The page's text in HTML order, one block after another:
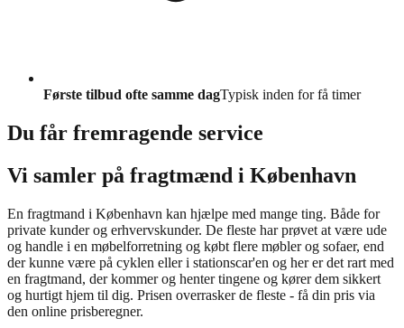
Første tilbud ofte samme dagTypisk inden for få timer
Du får fremragende service
Vi samler på fragtmænd i København
En fragtmand i København kan hjælpe med mange ting. Både for
private kunder og erhvervskunder. De fleste har prøvet at være ude
og handle i en møbelforretning og købt flere møbler og sofaer, end
der kunne være på cyklen eller i stationscar'en og her er det rart med
en fragtmand, der kommer og henter tingene og kører dem sikkert
og hurtigt hjem til dig. Prisen overrasker de fleste - få din pris via
den online prisberegner.